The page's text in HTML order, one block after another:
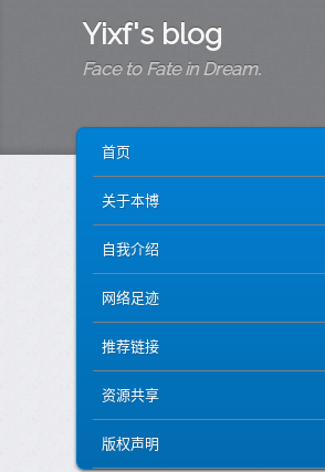
Yixf's blog
Face to Fate in Dream.
SKIP TO PRIMARY CONTENT
SKIP TO SECONDARY CONTENT
首页
关于本博
自我介绍
网络足迹
推荐链接
资源共享
版权声明